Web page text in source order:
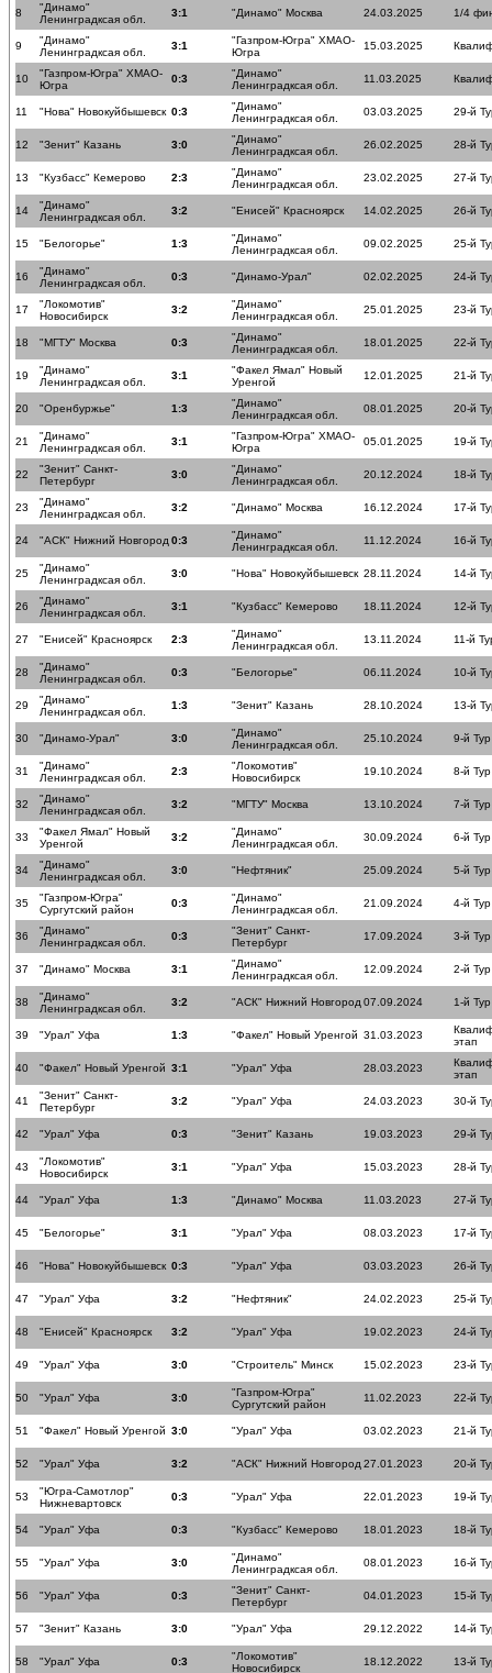
8
"Динамо"
Ленинградксая обл.
3:1 "Динамо" Москва 24.03.2025 1/4
9
"Динамо"
Ленинградксая обл.
3:1
"Газпром-Югра" ХМАО-
Югра
15.03.2025
10
"Газпром-Югра" ХМАО-
Югра
0:3
"Динамо"
Ленинградксая обл.
11.03.2025
11 "Нова" Новокуйбышевск 0:3
"Динамо"
Ленинградксая обл.
03.03.2025 29-й
12 "Зенит" Казань 3:0
"Динамо"
Ленинградксая обл.
26.02.2025 28-й
13 "Кузбасс" Кемерово 2:3
"Динамо"
Ленинградксая обл.
23.02.2025 27-й
14
"Динамо"
Ленинградксая обл.
3:2 "Енисей" Красноярск 14.02.2025 26-й
15 "Белогорье" 1:3
"Динамо"
Ленинградксая обл.
09.02.2025 25-й
16
"Динамо"
Ленинградксая обл.
0:3 "Динамо-Урал" 02.02.2025 24-й
17
"Локомотив"
Новосибирск
3:2
"Динамо"
Ленинградксая обл.
25.01.2025 23-й
18 "МГТУ" Москва 0:3
"Динамо"
Ленинградксая обл.
18.01.2025 22-й
19
"Динамо"
Ленинградксая обл.
3:1
"Факел Ямал" Новый
Уренгой
12.01.2025 21-й
20 "Оренбуржье" 1:3
"Динамо"
Ленинградксая обл.
08.01.2025 20-й
21
"Динамо"
Ленинградксая обл.
3:1
"Газпром-Югра" ХМАО-
Югра
05.01.2025 19-й
22
"Зенит" Санкт-
Петербург
3:0
"Динамо"
Ленинградксая обл.
20.12.2024 18-й
23
"Динамо"
Ленинградксая обл.
3:2 "Динамо" Москва 16.12.2024 17-й
24 "АСК" Нижний Новгород 0:3
"Динамо"
Ленинградксая обл.
11.12.2024 16-й
25
"Динамо"
Ленинградксая обл.
3:0 "Нова" Новокуйбышевск 28.11.2024 14-й
26
"Динамо"
Ленинградксая обл.
3:1 "Кузбасс" Кемерово 18.11.2024 12-й
27 "Енисей" Красноярск 2:3
"Динамо"
Ленинградксая обл.
13.11.2024 11-й
28
"Динамо"
Ленинградксая обл.
0:3 "Белогорье" 06.11.2024 10-й
29
"Динамо"
Ленинградксая обл.
1:3 "Зенит" Казань 28.10.2024 13-й
30 "Динамо-Урал" 3:0
"Динамо"
Ленинградксая обл.
25.10.2024 9-й Тур
31
"Динамо"
Ленинградксая обл.
2:3
"Локомотив"
Новосибирск
19.10.2024 8-й Тур
32
"Динамо"
Ленинградксая обл.
3:2 "МГТУ" Москва 13.10.2024 7-й Тур
33
"Факел Ямал" Новый
Уренгой
3:2
"Динамо"
Ленинградксая обл.
30.09.2024 6-й Тур
34
"Динамо"
Ленинградксая обл.
3:0 "Нефтяник" 25.09.2024 5-й Тур
35
"Газпром-Югра"
Сургутский район
0:3
"Динамо"
Ленинградксая обл.
21.09.2024 4-й Тур
36
"Динамо"
Ленинградксая обл.
0:3
"Зенит" Санкт-
Петербург
17.09.2024 3-й Тур
37 "Динамо" Москва 3:1
"Динамо"
Ленинградксая обл.
12.09.2024 2-й Тур
38
"Динамо"
Ленинградксая обл.
3:2 "АСК" Нижний Новгород 07.09.2024 1-й Тур
39 "Урал" Уфа 1:3 "Факел" Новый Уренгой 31.03.2023
этап
40 "Факел" Новый Уренгой 3:1 "Урал" Уфа 28.03.2023
этап
41
"Зенит" Санкт-
Петербург
3:2 "Урал" Уфа 24.03.2023 30-й
42 "Урал" Уфа 0:3 "Зенит" Казань 19.03.2023 29-й
43
"Локомотив"
Новосибирск
3:1 "Урал" Уфа 15.03.2023 28-й
44 "Урал" Уфа 1:3 "Динамо" Москва 11.03.2023 27-й
45 "Белогорье" 3:1 "Урал" Уфа 08.03.2023 17-й
46 "Нова" Новокуйбышевск 0:3 "Урал" Уфа 03.03.2023 26-й
47 "Урал" Уфа 3:2 "Нефтяник" 24.02.2023 25-й
48 "Енисей" Красноярск 3:2 "Урал" Уфа 19.02.2023 24-й
49 "Урал" Уфа 3:0 "Строитель" Минск 15.02.2023 23-й
50 "Урал" Уфа 3:0
"Газпром-Югра"
Сургутский район
11.02.2023 22-й
51 "Факел" Новый Уренгой 3:0 "Урал" Уфа 03.02.2023 21-й
52 "Урал" Уфа 3:2 "АСК" Нижний Новгород 27.01.2023 20-й
53
"Югра-Самотлор"
Нижневартовск
0:3 "Урал" Уфа 22.01.2023 19-й
54 "Урал" Уфа 0:3 "Кузбасс" Кемерово 18.01.2023 18-й
55 "Урал" Уфа 3:0
"Динамо"
Ленинградксая обл.
08.01.2023 16-й
56 "Урал" Уфа 0:3
"Зенит" Санкт-
Петербург
04.01.2023 15-й
57 "Зенит" Казань 3:0 "Урал" Уфа 29.12.2022 14-й
58 "Урал" Уфа 0:3
"Локомотив"
Новосибирск
18.12.2022 13-й